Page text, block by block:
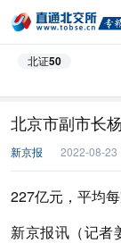
北证50
北京市副市长
新京报 2022-08-23
227亿元，平均
新京报讯（记者